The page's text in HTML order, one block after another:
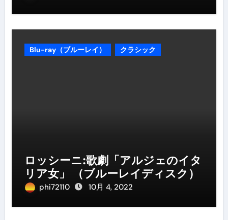
Blu-ray（ブルーレイ） クラシック
ロッシーニ:歌劇「アルジェのイタ
リア女」 （ブルーレイディスク）
phi72110 10月 4, 2022